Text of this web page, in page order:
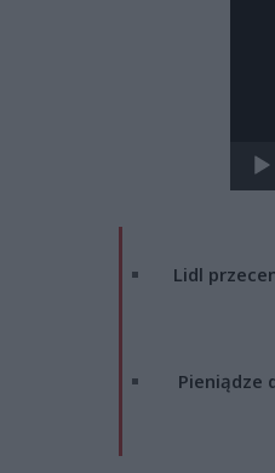
Lidl
Pieniądze